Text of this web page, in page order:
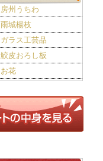
房州うちわ
雨城楊枝
ガラス工芸品
鮫皮おろし板
お花